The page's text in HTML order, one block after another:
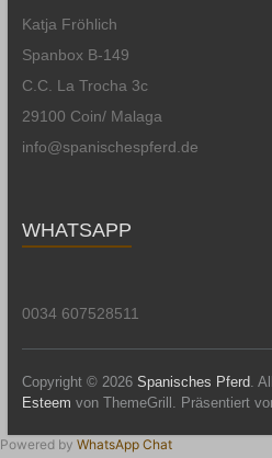
Katja Fröhlich
Spanbox B-149
C.C. La Trocha 3c
29100 Coin/ Malaga
info@spanischespferd.de
WHATSAPP
0034 607528511
Copyright © 2026 Spanisches Pferd .
Esteem von ThemeGrill. Präsentiert
Powered by WhatsApp Chat